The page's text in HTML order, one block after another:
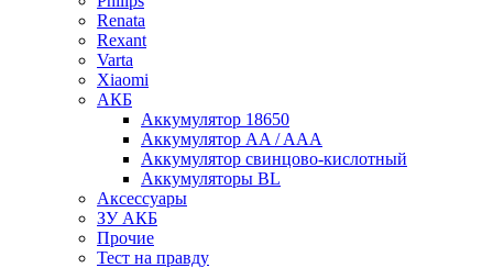
Renata
Rexant
Varta
Xiaomi
АКБ
Аккумулятор 18650
Аккумулятор AA / AAA
Аккумулятор свинцово-кислотный
Аккумуляторы BL
Аксессуары
ЗУ АКБ
Прочие
Тест на правду